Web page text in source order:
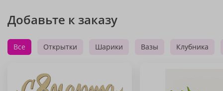
Добавьте к заказу
Все Открытки Шарики Вазы Клубника